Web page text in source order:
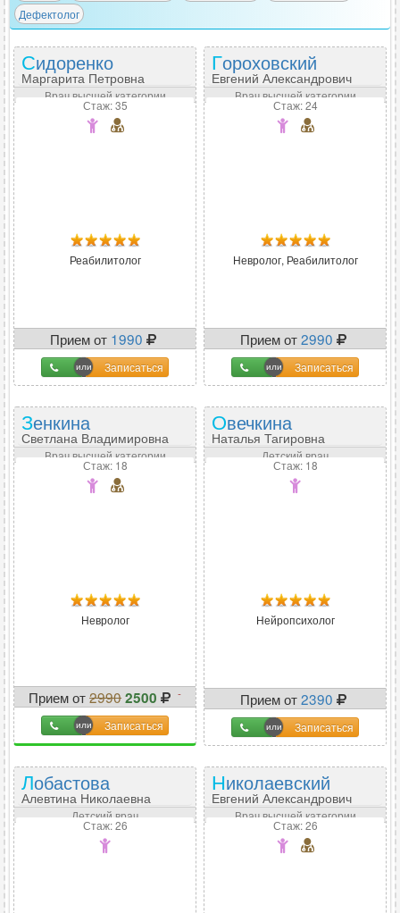
Дефектолог
Сидоренко
Маргарита Петровна
Врач высшей категории
Стаж: 35
Реабилитолог
Прием от 1990
Записаться
Гороховский
Евгений Александрович
Врач высшей категории
Стаж: 24
Невролог, Реабилитолог
Прием от2990
Записаться
Зенкина
Светлана Владимировна
Врач высшей категории
Стаж: 18
Невролог
Прием от29902500 -
16%
Записаться
Овечкина
Наталья Тагировна
Детский врач
Стаж: 18
Нейропсихолог
Прием от2390
Записаться
Лобастова
Алевтина Николаевна
Детский врач
Стаж: 26
Николаевский
Евгений Александрович
Врач высшей категории
Стаж: 26